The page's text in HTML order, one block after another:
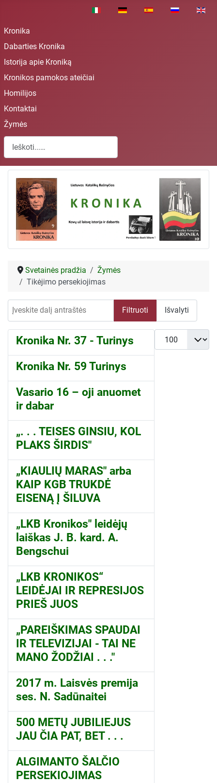
Pasirinkite savo kalbą
Kronika
Dabarties Kronika
Istorija apie Kroniką
Kronikos pamokos ateičiai
Homilijos
Kontaktai
Žymės
Paieška
Svetainės pradžia
Žymės
Tikėjimo persekiojimas
Įveskite dalį antraštės
Filtruoti Išvalyti
Rodyti po
Kronika Nr. 37 - Turinys
Kronika Nr. 59 Turinys
Vasario 16 – oji anuomet
ir dabar
„. . . TEISES GINSIU, KOL
PLAKS ŠIRDIS"
„KIAULIŲ MARAS" arba
KAIP KGB TRUKDĖ
EISENĄ Į ŠILUVA
„LKB Kronikos" leidėjų
laiškas J. B. kard. A.
Bengschui
„LKB KRONIKOS“
LEIDĖJAI IR REPRESIJOS
PRIEŠ JUOS
„PAREIŠKIMAS SPAUDAI
IR TELEVIZIJAI - TAI NE
MANO ŽODŽIAI . . ."
2017 m. Laisvės premija
ses. N. Sadūnaitei
500 METŲ JUBILIEJUS
JAU ČIA PAT, BET . . .
ALGIMANTO ŠALČIO
PERSEKIOJIMAS